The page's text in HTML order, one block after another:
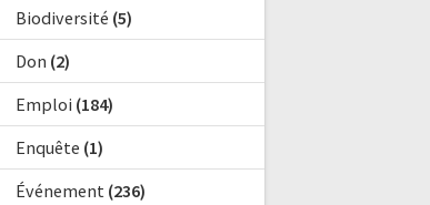
Biodiversité (5)
Don (2)
Emploi (184)
Enquête (1)
Événement(236)